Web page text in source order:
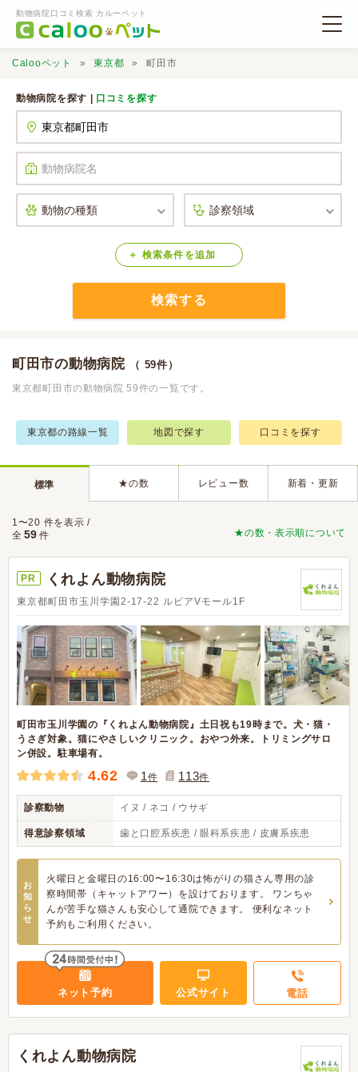
動物病院口コミ検索 カルーペット
口コミ検索
Calooペットとは？
Calooペット 東京都 町田市
動物病院を探す | 口コミを探す
検索条件 を追加
検索する
町田市の動物病院 （ 59件）
東京都町田市の動物病院 59件の一覧です。
東京都の路線一覧 地図で探す 口コミを探す
標準 ★の数 レビュー数 新着・更新
★の数・表示順について
1〜20 件を表示 /
全 59 件
PR くれよん動物病院
東京都町田市玉川学園2-17-22 ルビアVモール1F
町田市玉川学園の『くれよん動物病院』土日祝も19時まで。犬・猫・
うさぎ対象。猫にやさしいクリニック。おやつ外来。トリミングサロ
ン併設。駐車場有。
4.62 1件 113件
診察動物 イヌ / ネコ / ウサギ
得意診察領域 歯と口腔系疾患 / 眼科系疾患 / 皮膚系疾患
お
知
ら
せ
火曜日と金曜日の16:00〜16:30は怖がりの猫さん専用の診
察時間帯（キャットアワー）を設けております。 ワンちゃ
んが苦手な猫さんも安心して通院できます。 便利なネット
予約もご利用ください。
ネット予約 公式サイト 電話
くれよん動物病院